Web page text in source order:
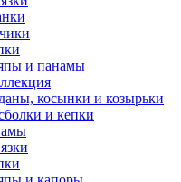
и панамы
косынки и козырьки
и кепки